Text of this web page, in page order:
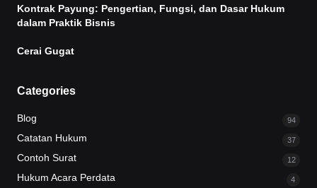
Kontrak Payung: Pengertian, Fungsi, dan Dasar Hukum
dalam Praktik Bisnis
Cerai Gugat
Categories
Blog 94
Catatan Hukum 37
Contoh Surat 12
Hukum Acara Perdata 4